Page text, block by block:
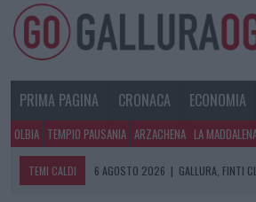
PRIMA PAGINA CRONACA ECONOMIA
OLBIA TEMPIO PAUSANIA ARZACHENA LA
TEMI CALDI 6 AGOSTO 2026 | GALLURA, FINTI